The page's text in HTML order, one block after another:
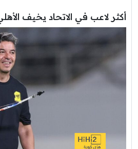
أكثر لاعب في الاتحاد يخيف